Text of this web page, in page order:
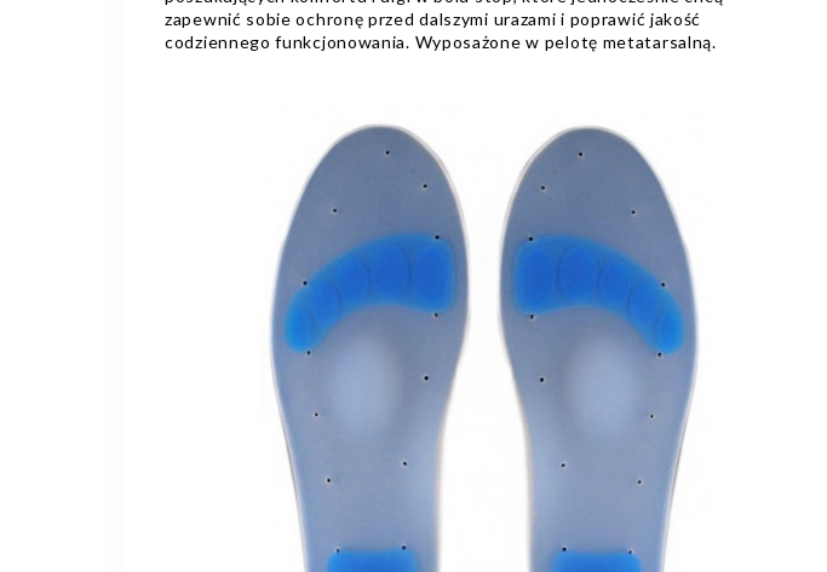
zapewnić sobie ochronę przed dalszymi urazami i poprawić jakość
codziennego funkcjonowania. Wyposażone w pelotę metatarsalną.